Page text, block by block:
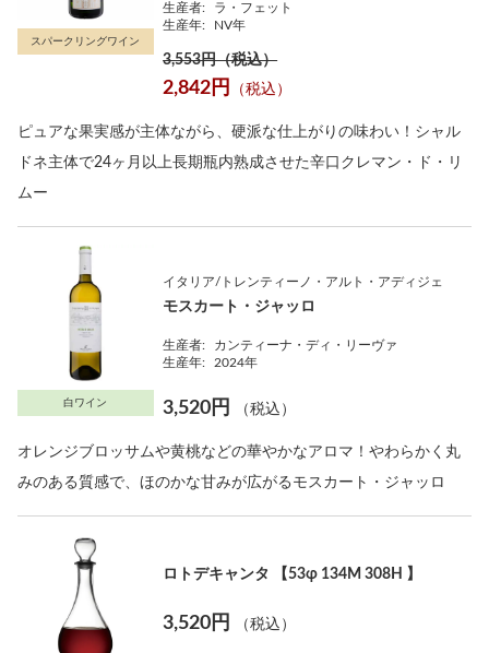
スパークリングワイン
生産者:
ラ・フェット
生産年:
NV年
3,553円（税込）
2,842円 （税込）
ピュアな果実感が主体ながら、硬派な仕上がりの味わい！シャル
ドネ主体で24ヶ月以上長期瓶内熟成させた辛口クレマン・ド・リ
ムー
白ワイン
イタリア/トレンティーノ・アルト・アディジェ
モスカート・ジャッロ
生産者:
カンティーナ・ディ・リーヴァ
生産年:
2024年
3,520円 （税込）
オレンジブロッサムや黄桃などの華やかなアロマ！やわらかく丸
みのある質感で、ほのかな甘みが広がるモスカート・ジャッロ
ロトデキャンタ 【53φ 134M 308H 】
3,520円 （税込）